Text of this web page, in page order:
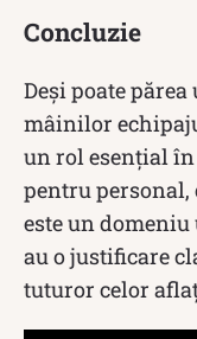
Concluzie
Deși poate
mâinilor
un rol esențial
pentru personal,
este un domeniu
au o justificare
tuturor celor